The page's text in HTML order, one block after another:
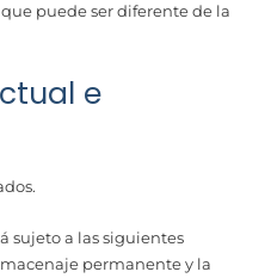
puede ser diferente de la
e
sujeto a las siguientes
permanente y la